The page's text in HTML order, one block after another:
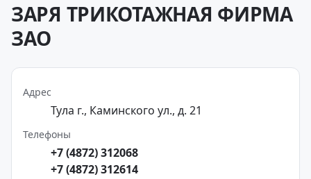
ЗАРЯ ТРИКОТАЖНАЯ ФИРМА
ЗАО
Адрес
Тула г., Каминского ул., д. 21
Телефоны
+7 (4872) 312068
+7 (4872) 312614